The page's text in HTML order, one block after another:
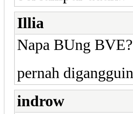
Illia
Napa BUng BVE?
pernah
indrow